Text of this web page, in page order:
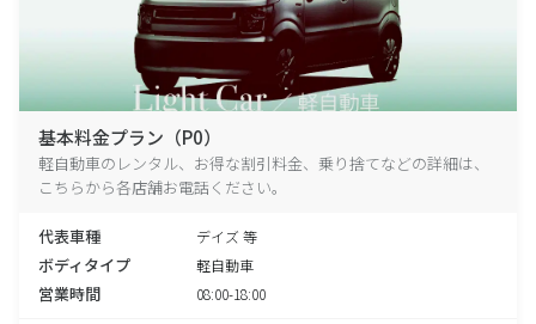
基本料金プラン（P0）
軽自動車のレンタル、お得な割引料金、乗り捨てなどの詳細は、
こちらから各店舗お電話ください。
代表車種 デイズ 等
ボディタイプ 軽自動車
営業時間 08:00-18:00